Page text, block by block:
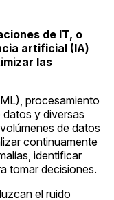
de IT, o
artificial (IA)
las
procesamiento
datos y diversas
de datos
continuamente
identificar
tomar decisiones.
el ruido